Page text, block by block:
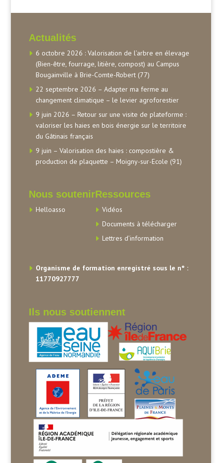
Actualités
6 octobre 2026 : Valorisation de l’arbre en élevage
(Bien-être, fourrage, litière, compost) au Campus
Bougainville à Brie-Comte-Robert (77)
22 septembre 2026 – Adapter ma ferme au
changement climatique – le levier agroforestier
9 juin 2026 – Retour sur une visite de plateforme :
valoriser les haies en bois énergie sur le territoire
du Gâtinais français
9 juin – Valorisation des haies : compostière &
production de plaquette – Moigny-sur-Ecole (91)
Nous soutenir
Helloasso
Ressources
Vidéos
Documents à télécharger
Lettres d’information
Organisme de formation enregistré sous le n° :
11770927777
Ils nous soutiennent